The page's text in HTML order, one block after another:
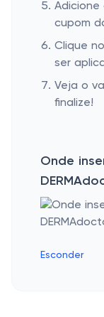
cupom
Clique
ser
Veja o
finalize!
Onde
Esconder